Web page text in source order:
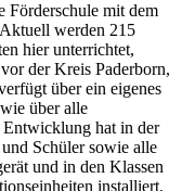
Förderschule mit dem
werden 215
hier unterrichtet,
der Kreis Paderborn,
über ein eigenes
über alle
hat in der
Schüler sowie alle
und in den Klassen
installiert.